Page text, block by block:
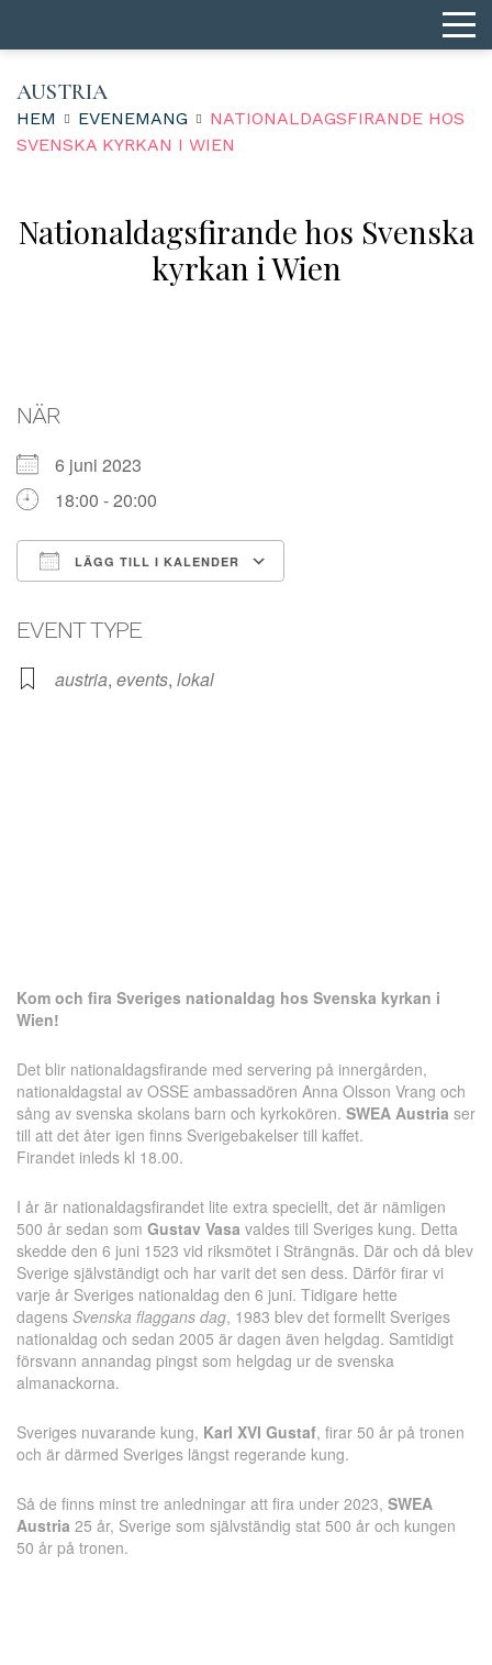
AUSTRIA
HEM EVENEMANG
NATIONALDAGSFIRANDE HOS
SVENSKA KYRKAN I WIEN
Nationaldagsfirande hos Svenska
kyrkan i Wien
NÄR
6 juni 2023
18:00 - 20:00
LÄGG TILL I KALENDER
EVENT TYPE
austria, events, lokal
Kom och fira Sveriges nationaldag hos Svenska kyrkan i
Wien!
Det blir nationaldagsfirande med servering på innergården,
nationaldagstal av OSSE ambassadören Anna Olsson Vrang och
sång av svenska skolans barn och kyrkokören. SWEA Austria ser
till att det åter igen finns Sverigebakelser till kaffet.
Firandet inleds kl 18.00.
I år är nationaldagsfirandet lite extra speciellt, det är nämligen
500 år sedan som Gustav Vasa valdes till Sveriges kung. Detta
skedde den 6 juni 1523 vid riksmötet i Strängnäs. Där och då blev
Sverige självständigt och har varit det sen dess. Därför firar vi
varje år Sveriges nationaldag den 6 juni. Tidigare hette
dagens Svenska flaggans dag, 1983 blev det formellt Sveriges
nationaldag och sedan 2005 är dagen även helgdag. Samtidigt
försvann annandag pingst som helgdag ur de svenska
almanackorna.
Sveriges nuvarande kung, Karl XVI Gustaf, firar 50 år på tronen
och är därmed Sveriges längst regerande kung.
Så de finns minst tre anledningar att fira under 2023, SWEA
Austria 25 år, Sverige som självständig stat 500 år och kungen
50 år på tronen.